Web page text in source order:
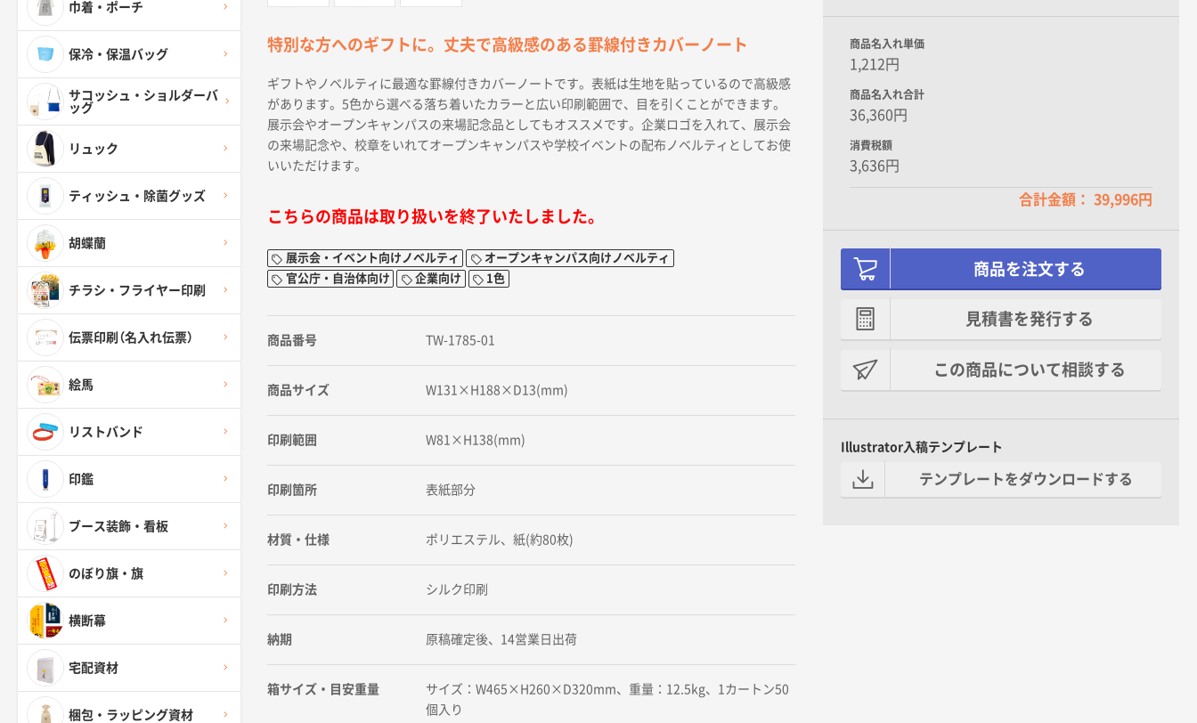
巾着・ポーチ
保冷・保温バッグ
サコッシュ・ショルダーバ
ッグ
リュック
ティッシュ・除菌グッズ
胡蝶蘭
チラシ・フライヤー印刷
伝票印刷（名入れ伝票）
絵馬
リストバンド
印鑑
ブース装飾・看板
のぼり旗・旗
横断幕
宅配資材
梱包・ラッピング資材
商品名入れ単価
1,212円
商品名入れ合計
36,360円
消費税額
3,636円
合計金額： 39,996円
商品を注文する
見積書を発行する
この商品について相談する
Illustrator入稿テンプレート
テンプレートをダウンロードする
特別な方へのギフトに。丈夫で高級感のある罫線付きカバーノート
ギフトやノベルティに最適な罫線付きカバーノートです。表紙は生地を貼っているので高級感
があります。5色から選べる落ち着いたカラーと広い印刷範囲で、目を引くことができます。
展示会やオープンキャンパスの来場記念品としてもオススメです。企業ロゴを入れて、展示会
の来場記念や、校章をいれてオープンキャンパスや学校イベントの配布ノベルティとしてお使
いいただけます。
こちらの商品は取り扱いを終了いたしました。
展示会・イベント向けノベルティ
オープンキャンパス向けノベルティ
官公庁・自治体向け
企業向け 1色
商品番号 TW-1785-01
商品サイズ W131×H188×D13(mm)
印刷範囲 W81×H138(mm)
印刷箇所 表紙部分
材質・仕様 ポリエステル、紙(約80枚)
印刷方法 シルク印刷
納期 原稿確定後、14営業日出荷
箱サイズ・目安重量
サイズ：W465×H260×D320mm、重量：12.5kg、1カートン50
個入り